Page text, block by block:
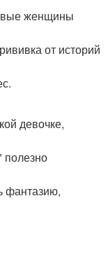
женщины
от историй
девочке,
полезно
фантазию,